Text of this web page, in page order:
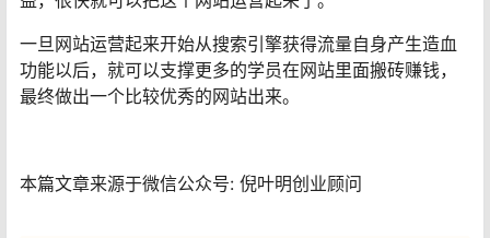
一旦网站运营起来开始从搜索引擎获得流量自身产生造血
功能以后，就可以支撑更多的学员在网站里面搬砖赚钱，
最终做出一个比较优秀的网站出来。
本篇文章来源于微信公众号: 倪叶明创业顾问